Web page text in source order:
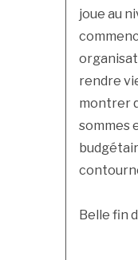
joue au
rendre
montrer
sommes
Belle fin